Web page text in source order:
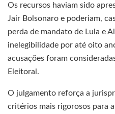
Os recursos haviam sido
Jair Bolsonaro e poderiam,
perda de mandato de Lula e
inelegibilidade por até oito
acusações foram
Eleitoral.
O julgamento reforça a
critérios mais rigorosos para